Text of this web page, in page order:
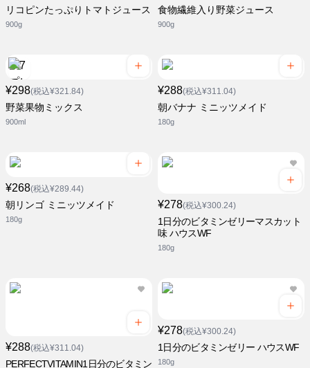
リコピンたっぷりトマトジュース
900g
食物繊維入り野菜ジュース
900g
¥298(税込¥321.84)
野菜果物ミックス
900ml
¥288(税込¥311.04)
朝バナナ ミニッツメイド
180g
¥268(税込¥289.44)
朝リンゴ ミニッツメイド
180g
¥278(税込¥300.24)
1日分のビタミンゼリーマスカット
味 ハウスWF
180g
¥288(税込¥311.04)
PERFECTVITAMIN1日分のビタミン
¥278(税込¥300.24)
1日分のビタミンゼリー ハウスWF
180g